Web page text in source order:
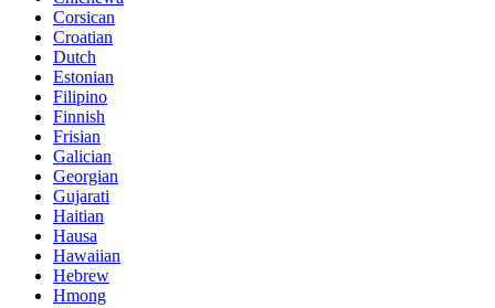
Corsican
Croatian
Dutch
Estonian
Filipino
Finnish
Frisian
Galician
Georgian
Gujarati
Haitian
Hausa
Hawaiian
Hebrew
Hmong